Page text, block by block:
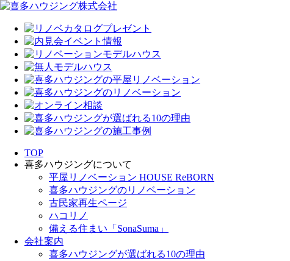
TOP
喜多ハウジングについて
平屋リノベーション HOUSE ReBORN
喜多ハウジングのリノベーション
古民家再生ページ
ハコリノ
備える住まい「SonaSuma」
会社案内
喜多ハウジングが選ばれる10の理由